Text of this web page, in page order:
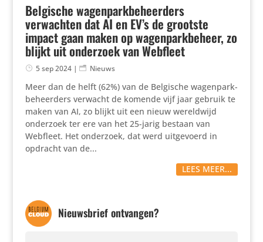
Belgische wagenparkbeheerders
verwachten dat AI en EV’s de grootste
impact gaan maken op wagenparkbeheer, zo
blijkt uit onderzoek van Webfleet
5 sep 2024| Nieuws
Meer dan de helft (62%) van de Belgische wagen­park­
be­heer­ders verwacht de komende vijf jaar gebruik te
maken van AI, zo blijkt uit een nieuw wereld­wijd
onderzoek ter ere van het 25-jarig bestaan van
Webfleet. Het onderzoek, dat werd uitge­voerd in
opdracht van de...
LEES MEER...
Nieuwsbrief ontvangen?